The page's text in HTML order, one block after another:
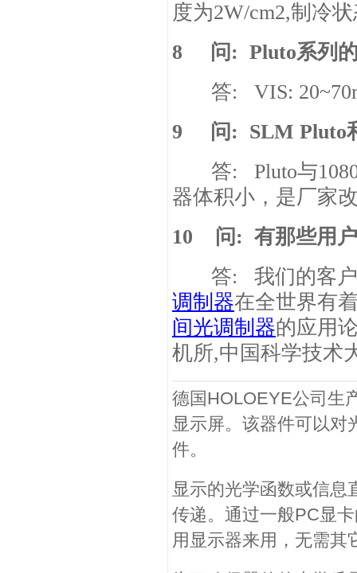
度为2W/cm2,制冷
8 问 : Pluto系列
答: VIS:
9 问 : SLM Pluto
答: Pluto与
器体积小，是厂家
10 问 : 有那些用
答: 我们的客
调制器在全世界有
间光调制器的应用
机所,中国科学技术
德国HOLOEYE公司生
显示屏。该器件可以对
件。
显示的光学函数或信息
传递。通过一般PC显
用显示器来用，无需其